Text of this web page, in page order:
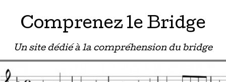
Comprenez le Bridge
Un site dédié à la compréhension du bridge